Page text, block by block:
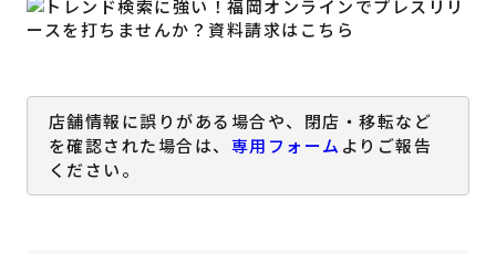
店舗情報に誤りがある場合や、閉店・移転など
を確認された場合は、 専用フォーム よりご報告
ください。